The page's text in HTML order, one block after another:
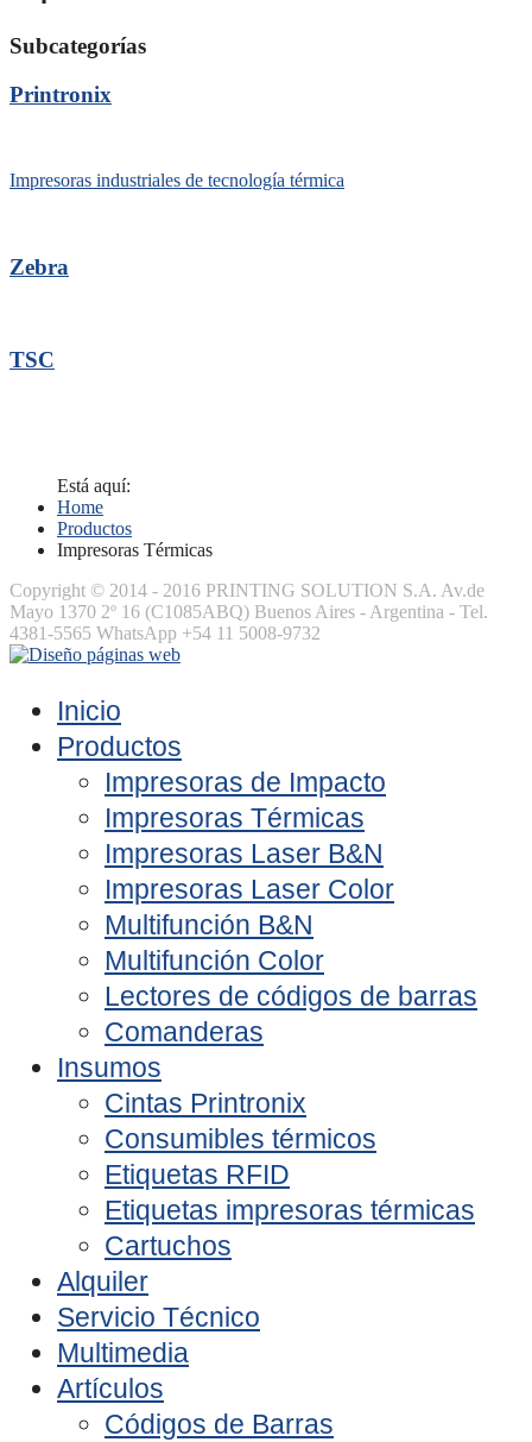
Subcategorías
Printronix
Impresoras industriales de tecnología térmica
Zebra
TSC
Está aquí:
Home
Productos
Impresoras Térmicas
Copyright © 2014 - 2016 PRINTING SOLUTION S.A. Av.de
Mayo 1370 2º 16 (C1085ABQ) Buenos Aires - Argentina - Tel.
4381-5565 WhatsApp +54 11 5008-9732
Inicio
Productos
Impresoras de Impacto
Impresoras Térmicas
Impresoras Laser B&N
Impresoras Laser Color
Multifunción B&N
Multifunción Color
Lectores de códigos de barras
Comanderas
Insumos
Cintas Printronix
Consumibles térmicos
Etiquetas RFID
Etiquetas impresoras térmicas
Cartuchos
Alquiler
Servicio Técnico
Multimedia
Artículos
Códigos de Barras